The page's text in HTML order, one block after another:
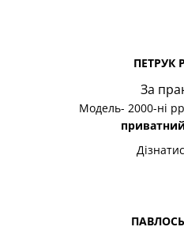
ПЕТРУК
За
Модель- 2000-ні